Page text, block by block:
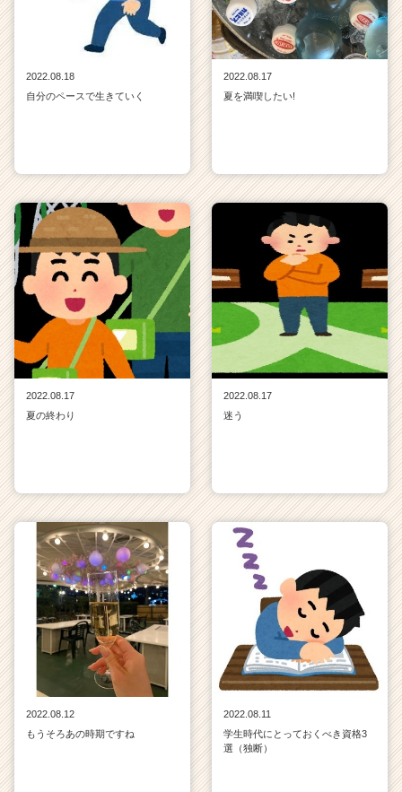
2022.08.18
自分のペースで生きていく
2022.08.17
夏を満喫したい!
2022.08.17
夏の終わり
2022.08.17
迷う
2022.08.12
もうそろあの時期ですね
2022.08.11
学生時代にとっておくべき資格3
選（独断）